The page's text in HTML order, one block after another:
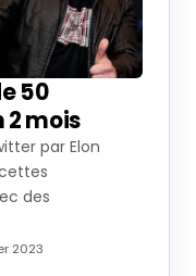
50
2 mois
par Elon
des
2023